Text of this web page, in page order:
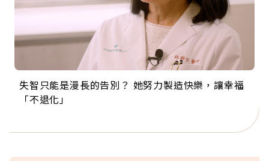
失智只能是漫長的告別？ 她努力製造快樂，讓幸福
「不退化」
來自剛果的巧克力神父 為台灣奉獻36年 「台灣是我
的家，我連作夢都講台語！」
63歲卸矽谷副總、搬回台灣找快樂！「蛋黃哥小
丑」走進安養院，逗樂上萬爺奶：退休後才開始真
104歲打破金氏世界紀錄 成為全球最年長羽球選
手，分享長壽的秘密原來是「這個」
事業巔峰他選擇追夢…黑手阿伯拉小提琴還登上小
巨蛋！連CNN都大讚！